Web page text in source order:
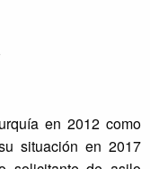
en 2012 como
situación en 2017